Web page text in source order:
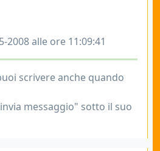
2008 alle ore 11:09:41
scrivere anche quando
messaggio" sotto il suo